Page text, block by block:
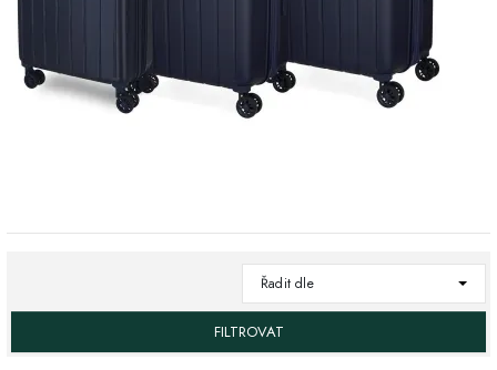
Řadit dle
FILTROVAT